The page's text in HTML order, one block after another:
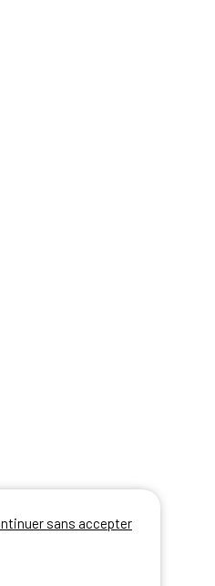
sans accepter